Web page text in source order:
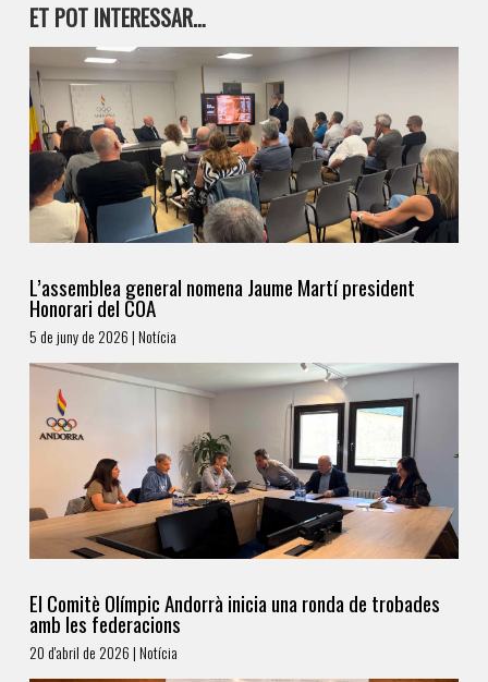
ET POT INTERESSAR…
L’assemblea general nomena Jaume Martí president
Honorari del COA
5 de juny de 2026 | Notícia
El Comitè Olímpic Andorrà inicia una ronda de trobades
amb les federacions
20 d'abril de 2026 | Notícia